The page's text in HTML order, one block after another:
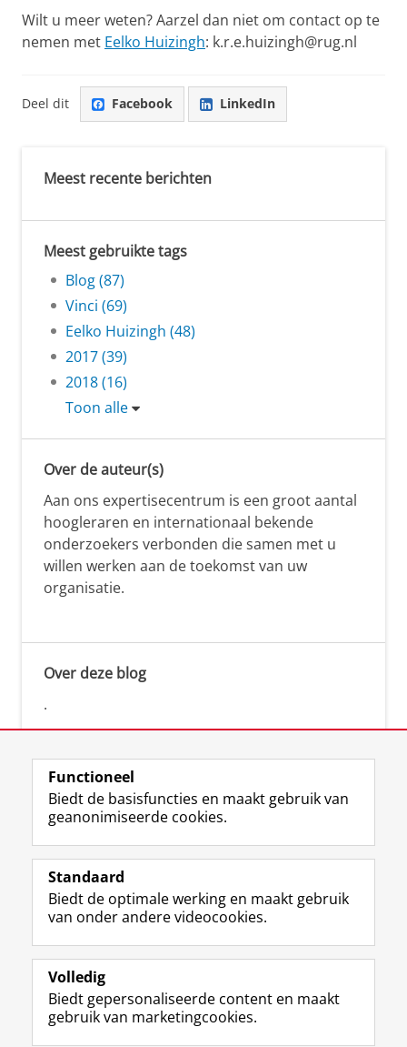
Wilt u meer weten? Aarzel dan niet om contact op te
nemen met Eelko Huizingh: k.r.e.huizingh@rug.nl
Deel dit Facebook LinkedIn
Meest recente berichten
Meest gebruikte tags
Blog (87)
Vinci (69)
Eelko Huizingh (48)
2017 (39)
2018 (16)
Toon alle
Over de auteur(s)
Aan ons expertisecentrum is een groot aantal
hoogleraren en internationaal bekende
onderzoekers verbonden die samen met u
willen werken aan de toekomst van uw
organisatie.
Over deze blog
.
Volg de RUG
F
a
e
b
o
p
a
L
i
k
e
I
-
p
R
S
-
f
e
R
I
n
t
r
m
Y
o
T
e
k
Studiekiezers
Alumni
Over ons
Functioneel
Biedt de basisfuncties en maakt gebruik van
geanonimiseerde cookies.
Standaard
Biedt de optimale werking en maakt gebruik
van onder andere videocookies.
Volledig
Biedt gepersonaliseerde content en maakt
gebruik van marketingcookies.